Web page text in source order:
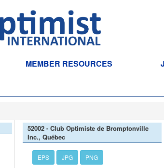
MEMBER RESOURCES
52002 - Club Optimiste de Bromptonville
Inc., Québec
EPS JPG PNG